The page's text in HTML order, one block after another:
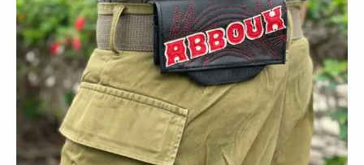
כזלפ
דמוי
עור
בעיצוב
אישי